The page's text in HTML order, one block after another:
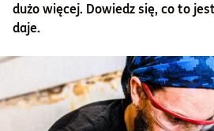
dużo więcej. Dowiedz się, co to
daje.